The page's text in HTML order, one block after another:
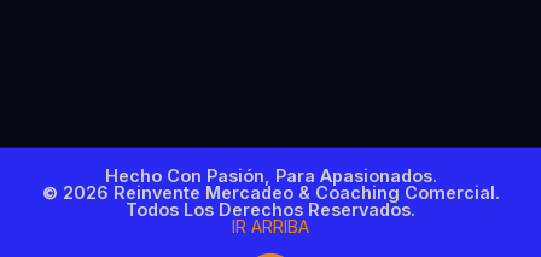
Hecho Con Pasión, Para Apasionados.
© 2026 Reinvente Mercadeo & Coaching Comercial.
Todos Los Derechos Reservados.
IR ARRIBA